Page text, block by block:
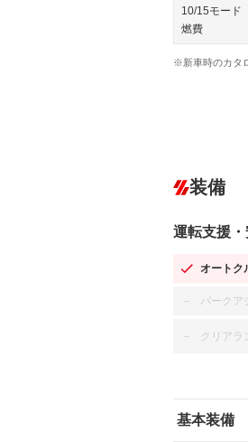
10/15モード
燃費
※新車時のカタ
装備
運転支援
オートク
－ パークア
－ クリアラ
基本装備